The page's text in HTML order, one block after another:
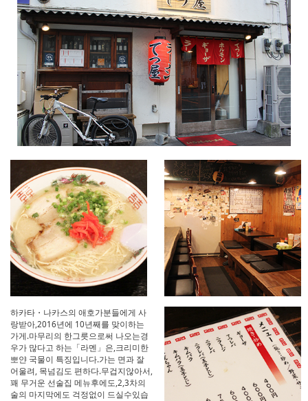
하카타・나카스의 애호가분들에게 사
랑받아,2016년에 10년째를 맞이하는
가게.마무리의 한그릇으로써 나오는경
우가 많다고 하는「라멘」은,크리미한
뽀얀 국물이 특징입니다.가는 면과 잘
어울려, 목넘김도 편하다.무겁지않아서,
꽤 무거운 선술집 메뉴후에도,2,3차의
술의 마지막에도 걱정없이 드실수있습